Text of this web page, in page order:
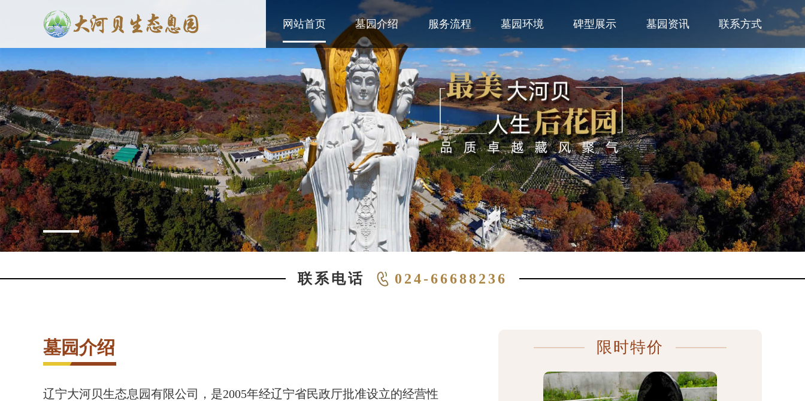
网站首页 墓园介绍 服务流程 墓园环境 碑型展示 墓园资讯 联系方式
联系电话 024-66688236
墓园介绍
辽宁大河贝生态息园有限公司，是2005年经辽宁省民政厅批准设立的经营性
限时特价